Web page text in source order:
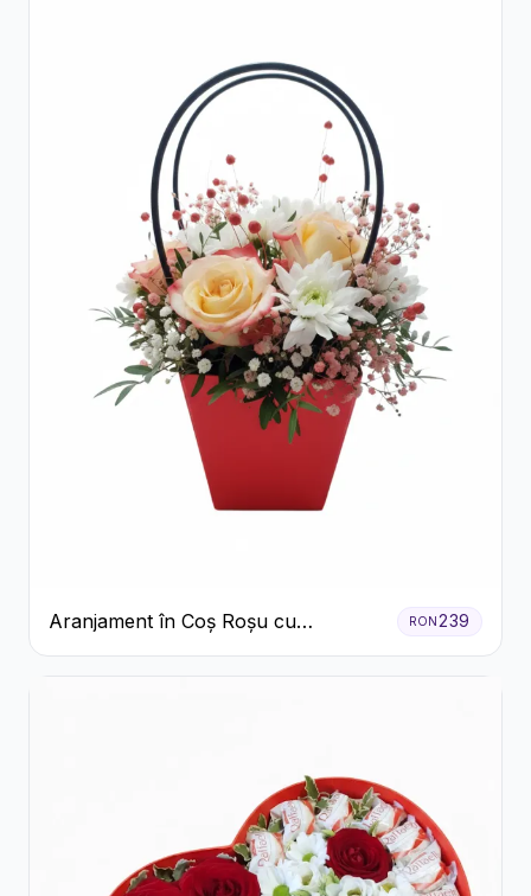
Aranjament în Coș Roșu cu
Trandafiri și Crizanteme Albe
RON239